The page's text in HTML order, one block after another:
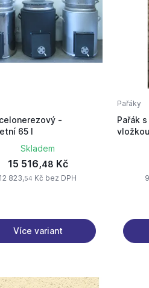
-
65 l
Skladem
15 516,48 Kč
12 823,54 Kč bez DPH
Více variant
Pařáky
Pařák